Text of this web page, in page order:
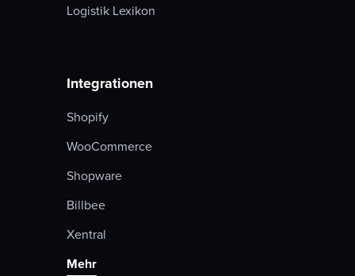
Logistik Lexikon
Integrationen
Shopify
WooCommerce
Shopware
Billbee
Xentral
Mehr